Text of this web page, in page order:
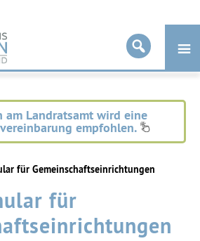
am Landratsamt wird eine
empfohlen.
für Gemeinschaftseinrichtungen
für